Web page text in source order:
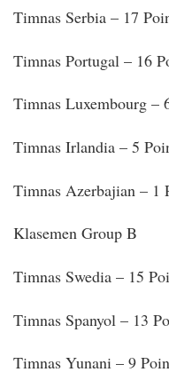
Timnas Serbia – 17
Timnas Portugal – 16
Timnas Luxembourg –
Timnas Irlandia – 5
Timnas Azerbajian – 1
Klasemen Group B
Timnas Swedia – 15
Timnas Spanyol – 13
Timnas Yunani – 9 Poin